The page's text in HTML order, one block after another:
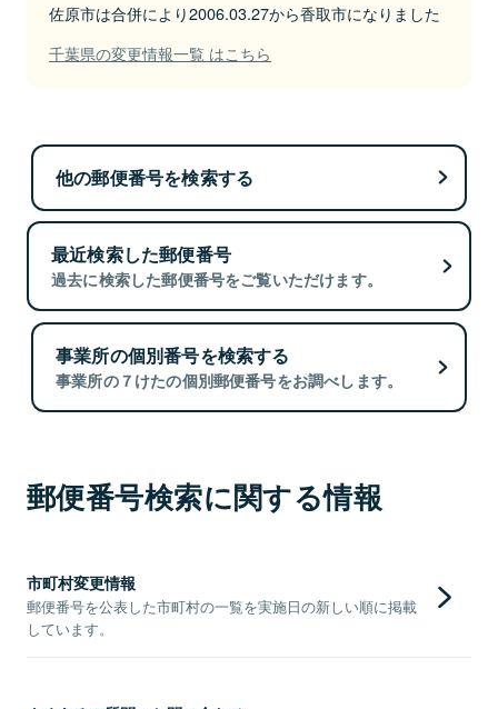
佐原市は合併により2006.03.27から香取市になりました
千葉県の変更情報一覧 はこちら
他の郵便番号を検索する
最近検索した郵便番号
過去に検索した郵便番号をご覧いただけます。
事業所の個別番号を検索する
事業所の７けたの個別郵便番号をお調べします。
郵便番号検索に関する情報
市町村変更情報
郵便番号を公表した市町村の一覧を実施日の新しい順に掲載
しています。